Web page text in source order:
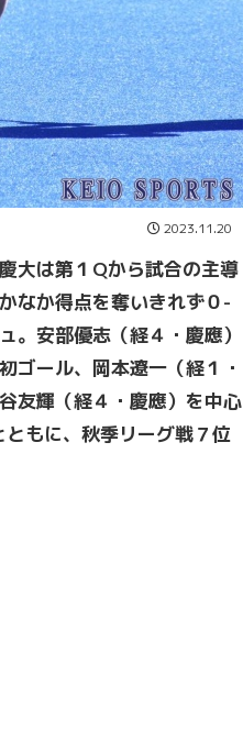
2023.11.20
大は第１Qから試合の主導
なか得点を奪いきれず０-
。安部優志（経４・慶應）
ゴール、岡本遼一（経１・
友輝（経４・慶應）を中心
もに、秋季リーグ戦７位